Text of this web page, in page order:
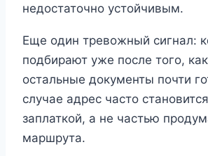
недостаточно устойчивым.
Еще один тревожный сигнал:
подбирают уже после того,
остальные документы почти
случае адрес часто
заплаткой, а не частью
маршрута.